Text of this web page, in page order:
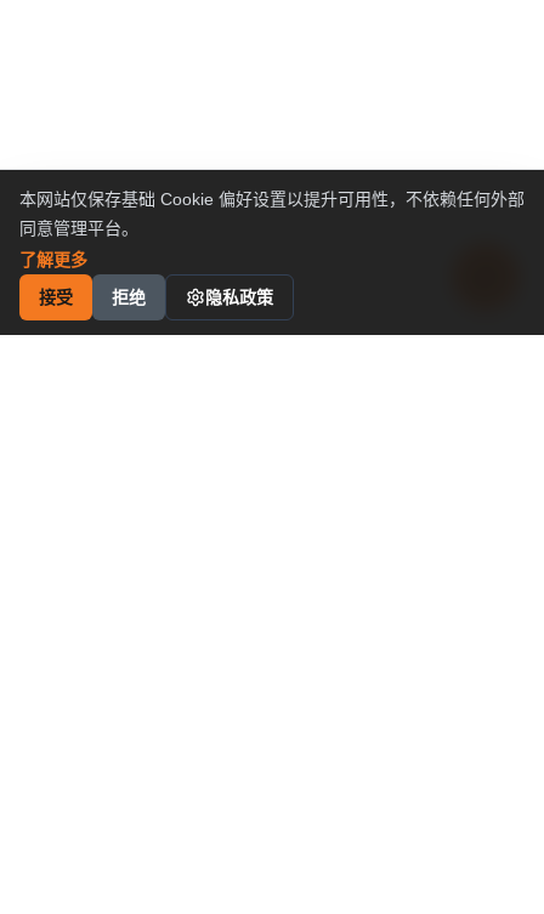
本网站仅保存基础 Cookie 偏好设置以提升可用性，不依赖任何外部
同意管理平台。
了解更多
接受
拒绝 隐私政策